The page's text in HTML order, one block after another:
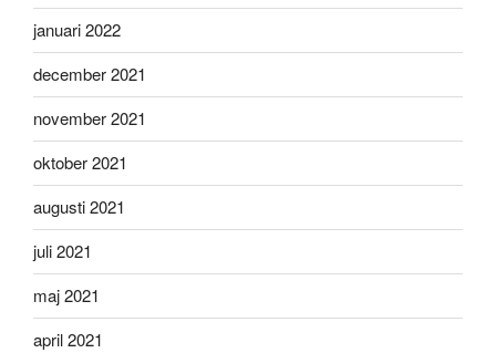
januari 2022
december 2021
november 2021
oktober 2021
augusti 2021
juli 2021
maj 2021
april 2021